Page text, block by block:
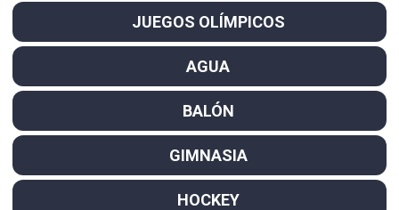
JUEGOS OLÍMPICOS
AGUA
BALÓN
GIMNASIA
HOCKEY